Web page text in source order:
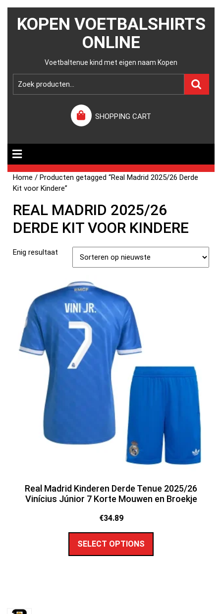
KOPEN VOETBALSHIRTS
ONLINE
Voetbaltenue kind met eigen naam Kopen
SHOPPING CART
Home / Producten getagged “Real Madrid 2025/26 Derde
Kit voor Kindere”
REAL MADRID 2025/26
DERDE KIT VOOR KINDERE
Enig resultaat
Real Madrid Kinderen Derde Tenue 2025/26
Vinícius Júnior 7 Korte Mouwen en Broekje
€34.89
SELECT OPTIONS